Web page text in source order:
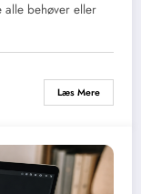
alle behøver eller
Læs Mere